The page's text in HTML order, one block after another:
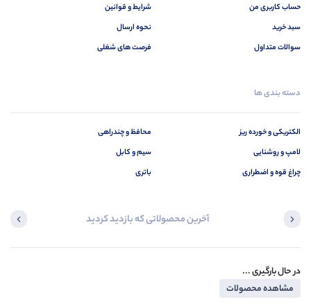
حساب کاربری من
سبد خرید
سوالات متداول
شرایط و قوانین
نحوه ارسال
فرصت های شغلی
دسته بندی ها
الکتریکی و خورده ریز
لامپ و روشنایی
چراغ قوه و اضطراری
محافظ و چندراهی
سیم و کابل
باتری
آخرین محصولاتی که بازدید کردید
در حال بارگیری ...
مشاهده محصولات